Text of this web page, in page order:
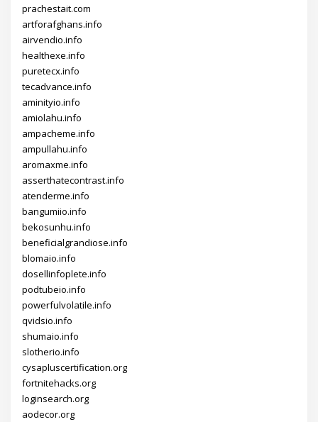
prachestait.com
artforafghans.info
airvendio.info
healthexe.info
puretecx.info
tecadvance.info
aminityio.info
amiolahu.info
ampacheme.info
ampullahu.info
aromaxme.info
asserthatecontrast.info
atenderme.info
bangumiio.info
bekosunhu.info
beneficialgrandiose.info
blomaio.info
dosellinfoplete.info
podtubeio.info
powerfulvolatile.info
qvidsio.info
shumaio.info
slotherio.info
cysapluscertification.org
fortnitehacks.org
loginsearch.org
aodecor.org